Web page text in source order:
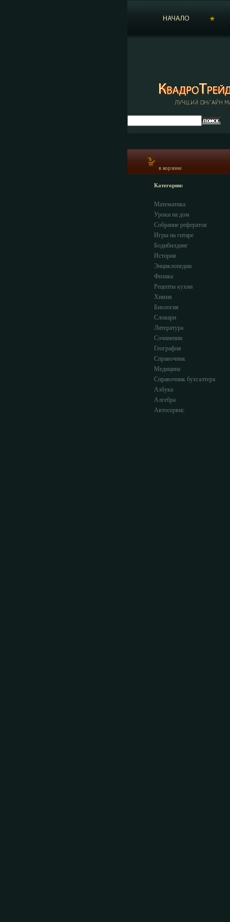
в корзине
Категории:
Математика
Уроки на дом
Собрание рефератов
Игры на гитаре
Бодибилдинг
История
Энциклопедии
Физика
Рецепты кухни
Химия
Биология
Словари
Литература
Сочинении
География
Справочник
Медицина
Справочник бухгалтера
Азбука
Алгебра
Автосервис